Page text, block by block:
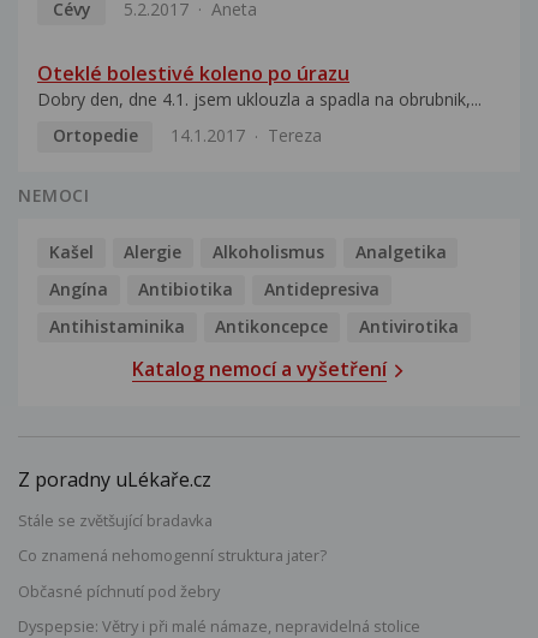
Cévy
5.2.2017 Aneta
Oteklé bolestivé koleno po úrazu
Dobry den, dne 4.1. jsem uklouzla a spadla na obrubnik,...
Ortopedie
14.1.2017 Tereza
NEMOCI
Kašel Alergie Alkoholismus
Analgetika
Angína
Antibiotika
Antidepresiva
Antihistaminika
Antikoncepce Antivirotika
Katalog nemocí a vyšetření
Z poradny uLékaře.cz
Stále se zvětšující bradavka
Co znamená nehomogenní struktura jater?
Občasné píchnutí pod žebry
Dyspepsie: Větry i při malé námaze, nepravidelná stolice